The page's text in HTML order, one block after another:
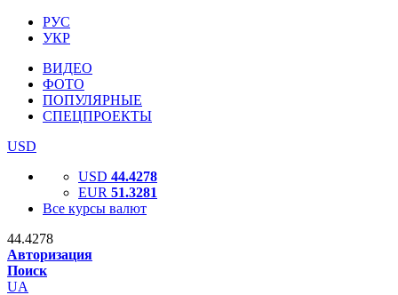
РУС
УКР
ВИДЕО
ФОТО
ПОПУЛЯРНЫЕ
СПЕЦПРОЕКТЫ
USD
USD 44.4278
EUR 51.3281
Все курсы валют
44.4278
Авторизация
Поиск
UA